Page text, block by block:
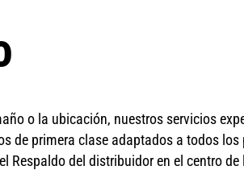
o la ubicación, nuestros servicios
de primera clase adaptados a todos
del distribuidor en el centro